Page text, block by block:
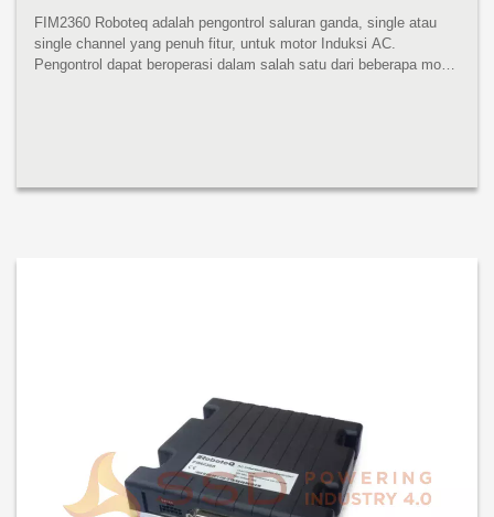
FIM2360 Roboteq adalah pengontrol saluran ganda, single atau
single channel yang penuh fitur, untuk motor Induksi AC.
Pengontrol dapat beroperasi dalam salah satu dari beberapa mode